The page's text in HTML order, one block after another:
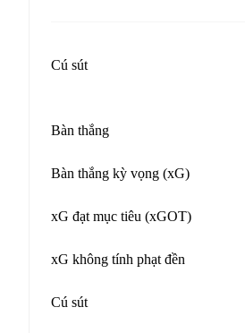
Cú sút
Bàn thắng
Bàn thắng kỳ vọng (xG)
xG đạt mục tiêu (xGOT)
xG không tính phạt đền
Cú sút